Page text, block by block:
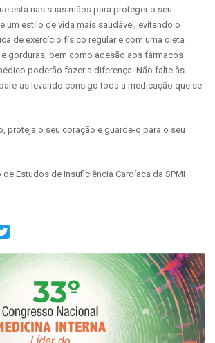
está nas suas mãos para proteger o seu
um estilo de vida mais saudável, evitando o
de exercício físico regular e com uma dieta
gorduras, bem como adesão aos fármacos
poderão fazer a diferença. Não falte às
as levando consigo toda a medicação que se
proteja o seu coração e guarde-o para o seu
Estudos de Insuficiência Cardíaca da SPMI